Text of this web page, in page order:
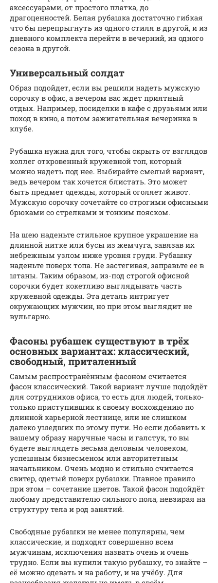
аксессуарами, от простого платка, до
драгоценностей. Белая рубашка достаточно гибкая
что бы перепрыгнуть из одного стиля в другой, и из
дневного комплекта перейти в вечерний, из одного
сезона в другой.
Универсальный солдат
Образ подойдет, если вы решили надеть мужскую
сорочку в офис, а вечером вас ждет приятный
отдых. Например, посиделки в кафе с друзьями или
поход в кино, а потом зажигательная вечеринка в
клубе.
Рубашка нужна для того, чтобы скрыть от взглядов
коллег откровенный кружевной топ, который
можно надеть под нее. Выбирайте смелый вариант,
ведь вечером так хочется блистать. Это может
быть предмет одежды, который оголяет живот.
Мужскую сорочку сочетайте со строгими офисными
брюками со стрелками и тонким пояском.
На шею наденьте стильное крупное украшение на
длинной нитке или бусы из жемчуга, завязав их
небрежным узлом ниже уровня груди. Рубашку
наденьте поверх топа. Не застегивая, заправьте ее в
штаны. Таким образом, из-под строгой офисной
сорочки будет кокетливо выглядывать часть
кружевной одежды. Эта деталь интригует
окружающих мужчин, но при этом выглядит не
вульгарно.
Фасоны рубашек существуют в трёх
основных вариантах: классический,
свободный, приталенный
Самым распространённым фасоном считается
фасон классический. Такой вариант лучше подойдёт
для сотрудников офиса, то есть для людей, только-
только приступивших к своему восхождению по
длинной карьерной лестнице, или не слишком
далеко ушедших по этому пути. Но если добавить к
вашему образу наручные часы и галстук, то вы
будете выглядеть весьма деловым человеком,
успешным бизнесменом или авторитетным
начальником. Очень модно и стильно считается
свитер, одетый поверх рубашки. Главное правило
при этом – сочетание цветов. Такой фасон подойдёт
любому представителю сильного пола, невзирая на
структуру тела и род занятий.
Свободные рубашки не менее популярны, чем
классические, и подходят совершенно всем
мужчинам, исключения назвать очень и очень
трудно. Если вы купили такую рубашку, то знайте –
её можно одевать и на работу, и на учёбу. Для